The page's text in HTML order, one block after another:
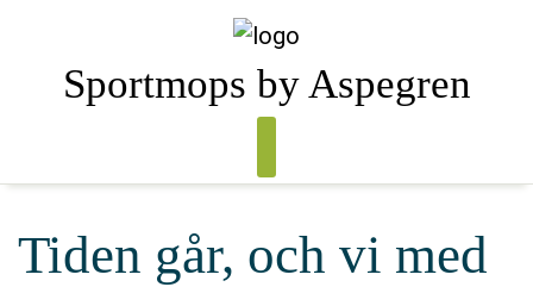
contentSportmops by Aspegren
Tiden går, och vi med